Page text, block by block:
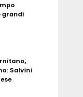
grandi
Salvini